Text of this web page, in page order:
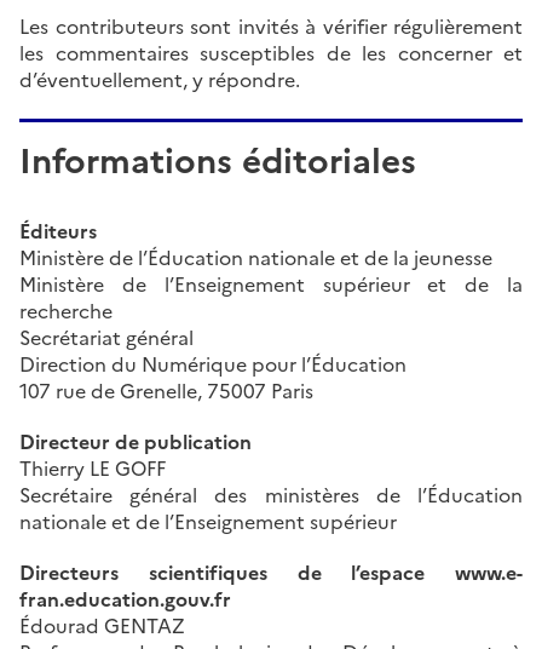
Les contributeurs sont invités à vérifier régulièrement
les commentaires susceptibles de les concerner et
d’éventuellement, y répondre.
Informations éditoriales
Éditeurs
Ministère de l’Éducation nationale et de la jeunesse
Ministère de l’Enseignement supérieur et de la
recherche
Secrétariat général
Direction du Numérique pour l’Éducation
107 rue de Grenelle, 75007 Paris
Directeur de publication
Thierry LE GOFF
Secrétaire général des ministères de l’Éducation
nationale et de l’Enseignement supérieur
Directeurs scientifiques de l’espace www.e-
fran.education.gouv.fr
Édourad GENTAZ